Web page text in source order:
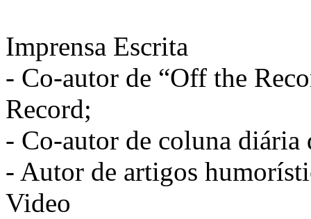
Imprensa Escrita
- Co-autor de “Off the
Record;
- Co-autor de coluna
- Autor de artigos
Video